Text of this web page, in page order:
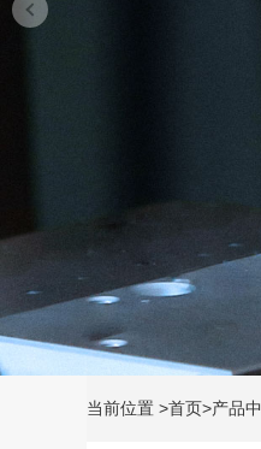
当前位置 >首页>产品